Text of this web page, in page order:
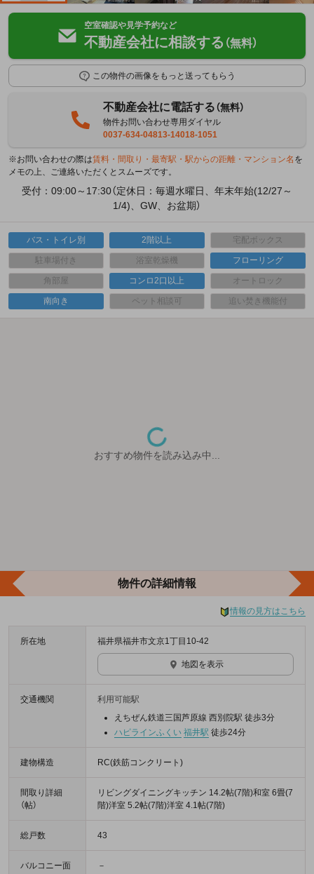
空室確認や見学予約など
不動産会社に相談する （無料）
この物件の画像をもっと送ってもらう
不動産会社に電話する（無料）
物件お問い合わせ専用ダイヤル
0037-634-04813-14018-1051
※お問い合わせの際は賃料・間取り・最寄駅・駅からの距離・マンション名 を
メモの上、ご連絡いただくとスムーズです。
受付：09:00～17:30（定休日：毎週水曜日、年末年始(12/27～
1/4)、GW、お盆期）
バス・トイレ別 2階以上 宅配ボックス
駐車場付き 浴室乾燥機 フローリング
角部屋 コンロ2口以上 オートロック
南向き ペット相談可 追い焚き機能付
おすすめ物件を読み込み中...
物件の詳細情報
情報の見方はこちら
所在地 福井県福井市文京1丁目10-42
地図を表示
交通機関
利用可能駅
えちぜん鉄道三国芦原線 西別院駅 徒歩3分
ハピラインふくい 福井駅 徒歩24分
建物構造 RC(鉄筋コンクリート)
間取り詳細
（帖）
リビングダイニングキッチン 14.2帖(7階)和室 6畳(7
階)洋室 5.2帖(7階)洋室 4.1帖(7階)
総戸数 43
バルコニー面
－